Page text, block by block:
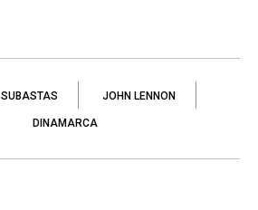
SUBASTAS JOHN LENNON
DINAMARCA